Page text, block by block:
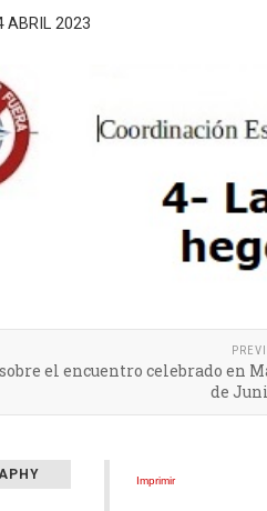
ABRIL 2023
el encuentro celebrado en
de
Imprimir